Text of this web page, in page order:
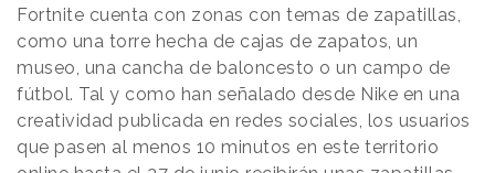
Fortnite cuenta con zonas con temas de zapatillas,
como una torre hecha de cajas de zapatos, un
museo, una cancha de baloncesto o un campo de
fútbol. Tal y como han señalado desde Nike en una
creatividad publicada en redes sociales, los usuarios
que pasen al menos 10 minutos en este territorio